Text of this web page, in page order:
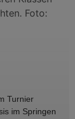
Turnier
im Springen